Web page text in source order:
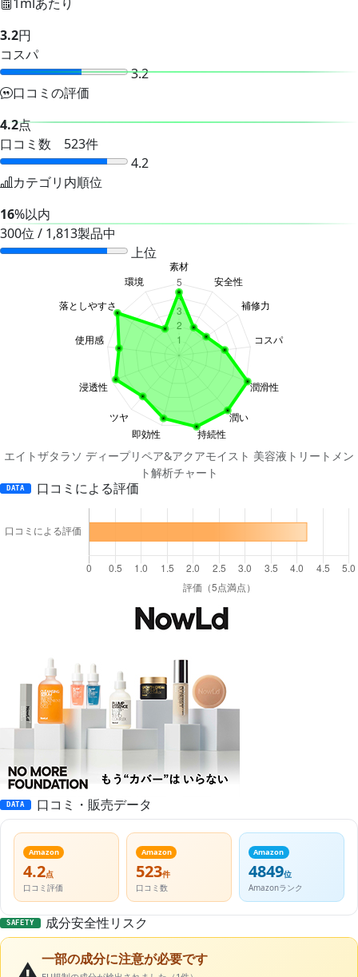
3.2円
コスパ
3.2
口コミの評価
4.2点
口コミ数 523件
4.2
カテゴリ内順位
16%以内
300位 / 1,813製品中
上位
エイトザタラソ ディープリペア&アクアモイスト 美容液トリートメン
ト解析チャート
DATA 口コミによる評価
DATA 口コミ・販売データ
Amazon
4.2点
口コミ評価
Amazon
523件
口コミ数
Amazon
4849位
Amazonランク
SAFETY 成分安全性リスク
一部の成分に注意が必要です